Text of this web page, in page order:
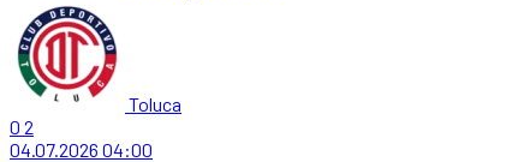
Toluca
0 2
04.07.2026 04:00